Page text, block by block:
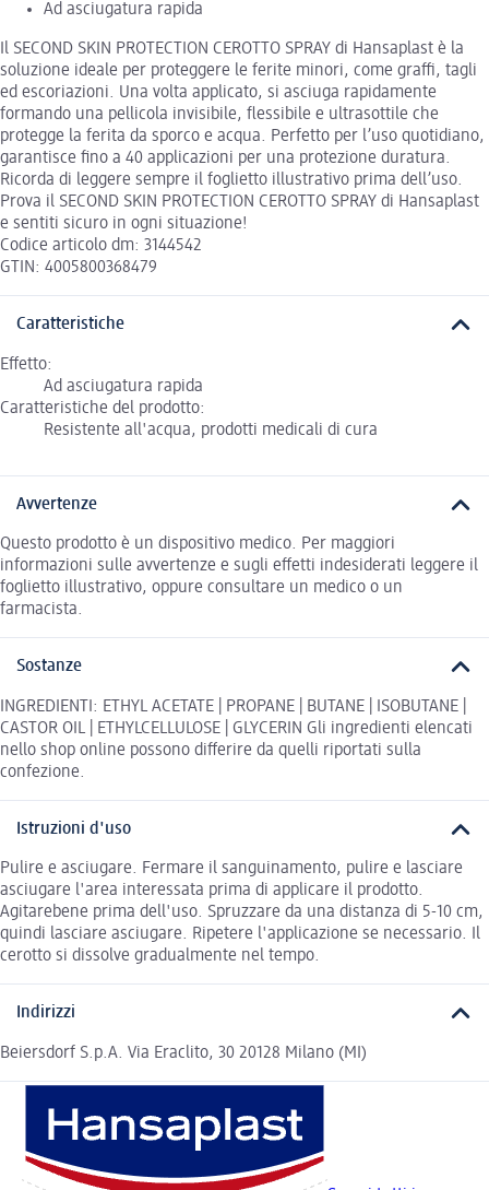
Ad asciugatura rapida
Il SECOND SKIN PROTECTION CEROTTO SPRAY di Hansaplast è la
soluzione ideale per proteggere le ferite minori, come graffi, tagli
ed escoriazioni. Una volta applicato, si asciuga rapidamente
formando una pellicola invisibile, flessibile e ultrasottile che
protegge la ferita da sporco e acqua. Perfetto per l’uso quotidiano,
garantisce fino a 40 applicazioni per una protezione duratura.
Ricorda di leggere sempre il foglietto illustrativo prima dell’uso.
Prova il SECOND SKIN PROTECTION CEROTTO SPRAY di Hansaplast
e sentiti sicuro in ogni situazione!
Codice articolo dm: 3144542
GTIN: 4005800368479
Caratteristiche
Effetto:
Ad asciugatura rapida
Caratteristiche del prodotto:
Resistente all'acqua, prodotti medicali di cura
Avvertenze
Questo prodotto è un dispositivo medico. Per maggiori
informazioni sulle avvertenze e sugli effetti indesiderati leggere il
foglietto illustrativo, oppure consultare un medico o un
farmacista.
Sostanze
INGREDIENTI: ETHYL ACETATE | PROPANE | BUTANE | ISOBUTANE |
CASTOR OIL | ETHYLCELLULOSE | GLYCERIN Gli ingredienti elencati
nello shop online possono differire da quelli riportati sulla
confezione.
Istruzioni d'uso
Pulire e asciugare. Fermare il sanguinamento, pulire e lasciare
asciugare l'area interessata prima di applicare il prodotto.
Agitarebene prima dell'uso. Spruzzare da una distanza di 5-10 cm,
quindi lasciare asciugare. Ripetere l'applicazione se necessario. Il
cerotto si dissolve gradualmente nel tempo.
Indirizzi
Beiersdorf S.p.A. Via Eraclito, 30 20128 Milano (MI)